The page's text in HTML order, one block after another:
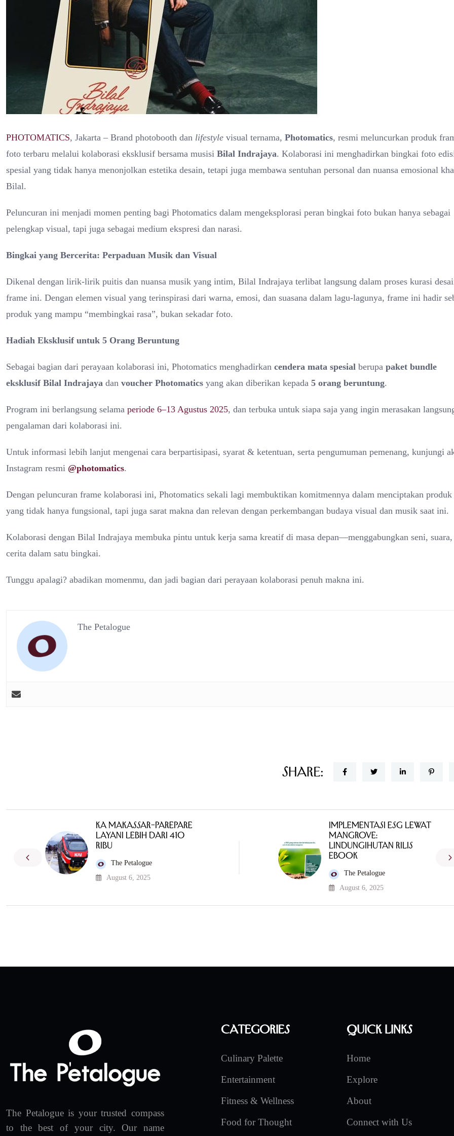
PHOTOMATICS, Jakarta – Brand photobooth dan lifestyle visual ternama, Photomatics, resmi meluncurkan produk
foto terbaru melalui kolaborasi eksklusif bersama musisi Bilal Indrajaya. Kolaborasi ini menghadirkan bingkai foto
spesial yang tidak hanya menonjolkan estetika desain, tetapi juga membawa sentuhan personal dan nuansa emosional
Bilal.
Peluncuran ini menjadi momen penting bagi Photomatics dalam mengeksplorasi peran bingkai foto bukan hanya sebagai
pelengkap visual, tapi juga sebagai medium ekspresi dan narasi.
Bingkai yang Bercerita: Perpaduan Musik dan Visual
Dikenal dengan lirik-lirik puitis dan nuansa musik yang intim, Bilal Indrajaya terlibat langsung dalam proses kurasi
frame ini. Dengan elemen visual yang terinspirasi dari warna, emosi, dan suasana dalam lagu-lagunya, frame ini hadir
produk yang mampu “membingkai rasa”, bukan sekadar foto.
Hadiah Eksklusif untuk 5 Orang Beruntung
Sebagai bagian dari perayaan kolaborasi ini, Photomatics menghadirkan cendera mata spesial berupa paket bundle
eksklusif Bilal Indrajaya dan voucher Photomatics yang akan diberikan kepada 5 orang beruntung.
Program ini berlangsung selama periode 6–13 Agustus 2025, dan terbuka untuk siapa saja yang ingin merasakan
pengalaman dari kolaborasi ini.
Untuk informasi lebih lanjut mengenai cara berpartisipasi, syarat & ketentuan, serta pengumuman pemenang, kunjungi
Instagram resmi @photomatics.
Dengan peluncuran frame kolaborasi ini, Photomatics sekali lagi membuktikan komitmennya dalam menciptakan produk
yang tidak hanya fungsional, tapi juga sarat makna dan relevan dengan perkembangan budaya visual dan musik saat ini.
Kolaborasi dengan Bilal Indrajaya membuka pintu untuk kerja sama kreatif di masa depan—menggabungkan seni, suara,
cerita dalam satu bingkai.
Tunggu apalagi? abadikan momenmu, dan jadi bagian dari perayaan kolaborasi penuh makna ini.
The Petalogue
Share:
KA Makassar–Parepare
Layani Lebih dari 410
Ribu
The Petalogue
August 6, 2025
Implementasi ESG Lewat
Mangrove:
LindungiHutan Rilis
eBook
The Petalogue
August 6, 2025
The Petalogue is your trusted compass
to the best of your city. Our name
Categories
Culinary Palette
Entertainment
Fitness & Wellness
Food for Thought
Quick Links
Home
Explore
About
Connect with Us